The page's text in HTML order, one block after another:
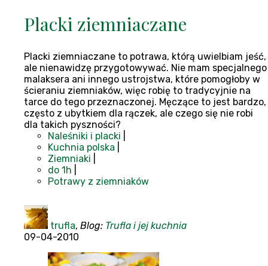
Placki ziemniaczane
Placki ziemniaczane to potrawa, którą uwielbiam jeść,
ale nienawidzę przygotowywać. Nie mam specjalnego
malaksera ani innego ustrojstwa, które pomogłoby w
ścieraniu ziemniaków, więc robię to tradycyjnie na
tarce do tego przeznaczonej. Męczące to jest bardzo,
często z ubytkiem dla rączek, ale czego się nie robi
dla takich pyszności?
Naleśniki i placki
Kuchnia polska
Ziemniaki
do 1h
Potrawy z ziemniaków
trufla, Blog: Trufla i jej kuchnia
09-04-2010